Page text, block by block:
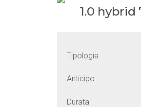
1.0 hybrid
Tipologia
Anticipo
Durata